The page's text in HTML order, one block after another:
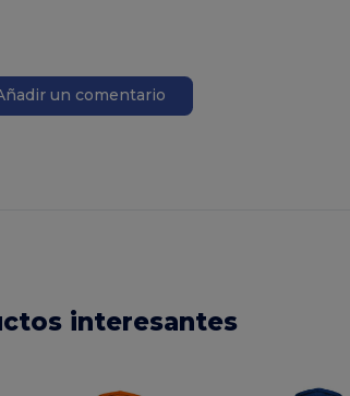
un comentario
interesantes